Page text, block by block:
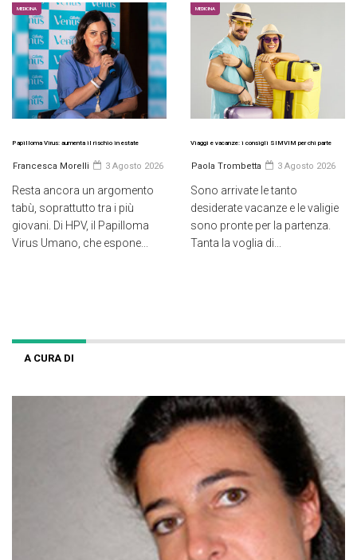
MEDICINA
Papilloma Virus: aumenta il rischio in estate
Francesca Morelli 3 Agosto 2026
Resta ancora un argomento
tabù, soprattutto tra i più
giovani. Di HPV, il Papilloma
Virus Umano, che espone...
MEDICINA
Viaggi e vacanze: i consigli SIMVIM per chi parte
Paola Trombetta 3 Agosto 2026
Sono arrivate le tanto
desiderate vacanze e le valigie
sono pronte per la partenza.
Tanta la voglia di...
A CURA DI